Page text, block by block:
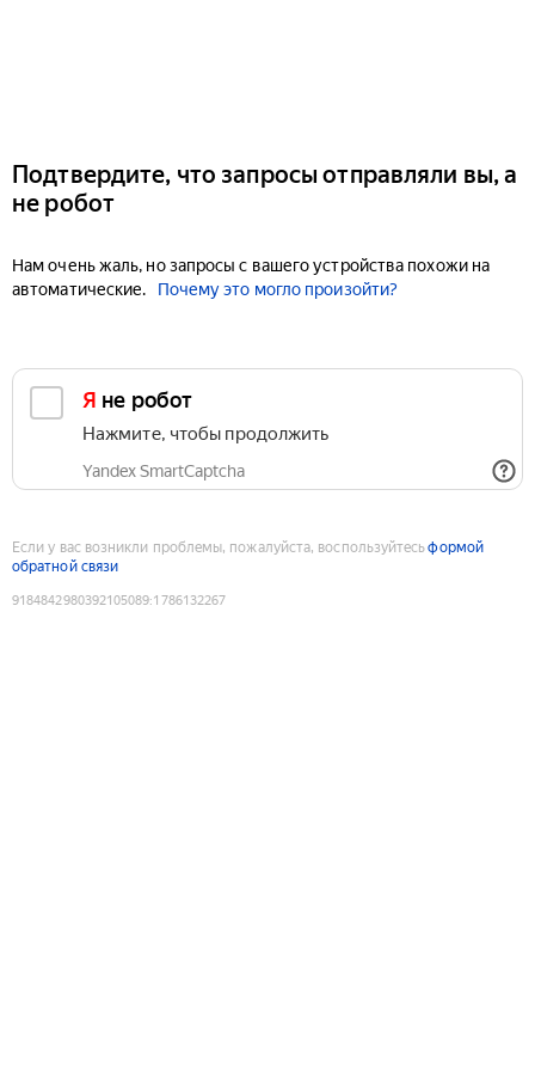
Подтвердите, что запросы отправляли вы, а
не робот
Нам очень жаль, но запросы с вашего устройства похожи на
автоматические.
Почему это могло произойти?
Я не робот
Нажмите, чтобы продолжить
Yandex SmartCaptcha
Если у вас возникли проблемы, пожалуйста, воспользуйтесьформой
обратной связи
9184842980392105089:1786132267